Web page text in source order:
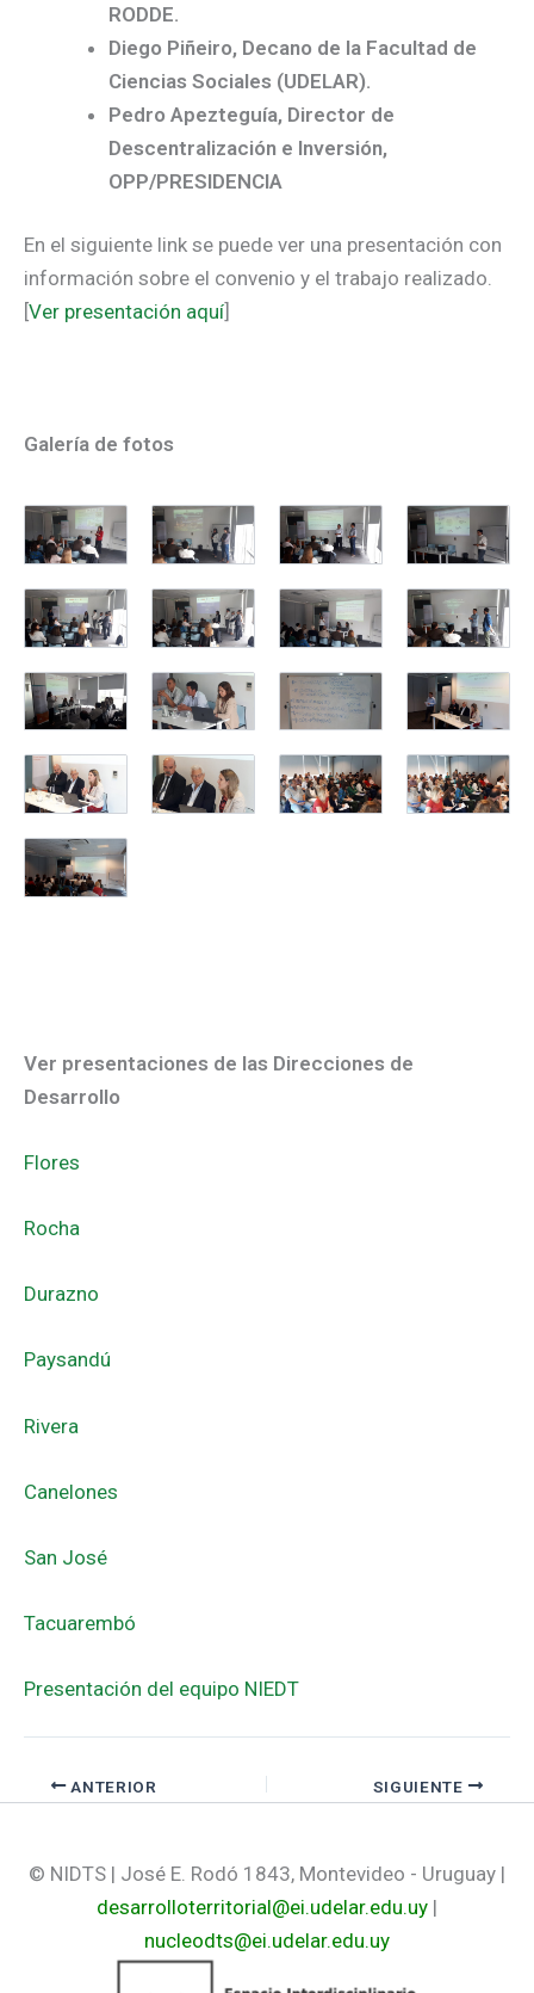
RODDE.
Diego Piñeiro, Decano de la Facultad de
Ciencias Sociales (UDELAR).
Pedro Apezteguía, Director de
Descentralización e Inversión,
OPP/PRESIDENCIA
En el siguiente link se puede ver una presentación con
información sobre el convenio y el trabajo realizado.
[Ver presentación aquí]
Galería de fotos
Ver presentaciones de las Direcciones de
Desarrollo
Flores
Rocha
Durazno
Paysandú
Rivera
Canelones
San José
Tacuarembó
Presentación del equipo NIEDT
ANTERIOR SIGUIENTE
© NIDTS | José E. Rodó 1843, Montevideo - Uruguay |
desarrolloterritorial@ei.udelar.edu.uy |
nucleodts@ei.udelar.edu.uy